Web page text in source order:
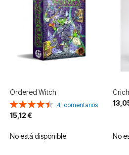
Ordered Witch
Valoración:
90%
4 comentarios
15,12 €
No está disponible No